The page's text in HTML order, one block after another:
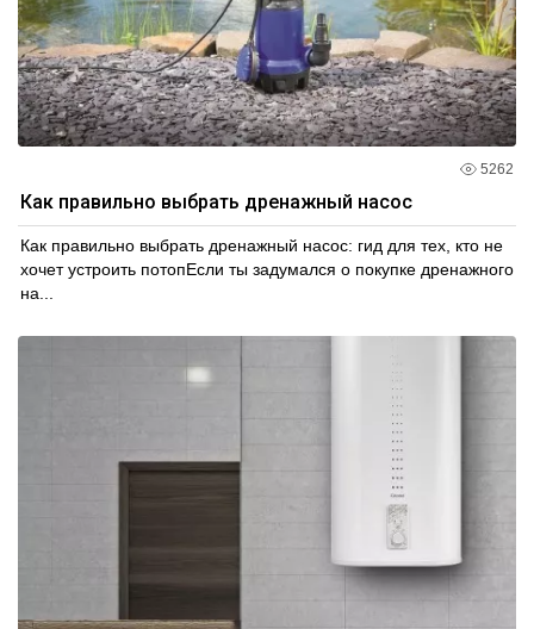
5262
Как правильно выбрать дренажный насос
Как правильно выбрать дренажный насос: гид для тех, кто не
хочет устроить потопЕсли ты задумался о покупке дренажного
на...